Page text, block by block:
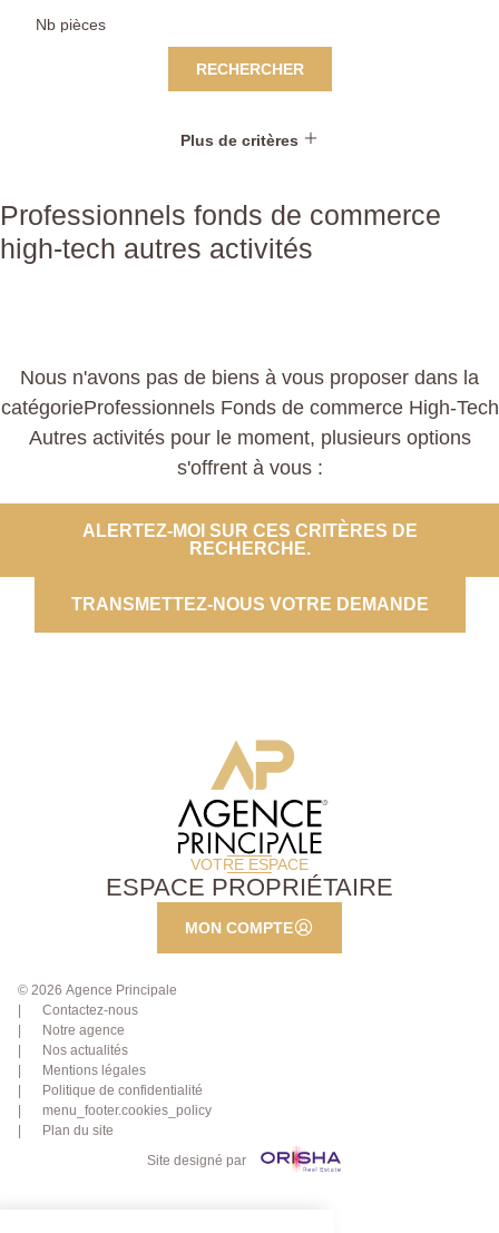
RECHERCHER
Plus de critères
Professionnels fonds de commerce
high-tech autres activités
Nous n'avons pas de biens à vous proposer dans la
catégorieProfessionnels Fonds de commerce High-Tech
Autres activités pour le moment, plusieurs options
s'offrent à vous :
ALERTEZ-MOI SUR CES CRITÈRES DE
RECHERCHE.
TRANSMETTEZ-NOUS VOTRE DEMANDE
VOTRE ESPACE
ESPACE PROPRIÉTAIRE
MON COMPTE
© 2026 Agence Principale
Contactez-nous
Notre agence
Nos actualités
Mentions légales
Politique de confidentialité
menu_footer.cookies_policy
Plan du site
Site designé par